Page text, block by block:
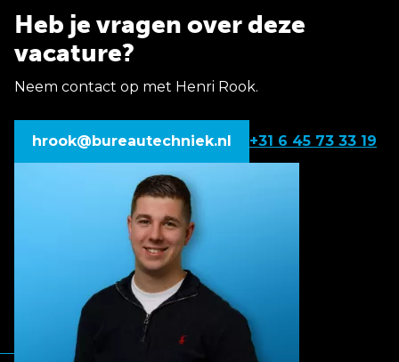
Heb je vragen over deze
vacature?
Neem contact op met Henri Rook.
hrook@bureautechniek.nl +31 6 45 73 33 19